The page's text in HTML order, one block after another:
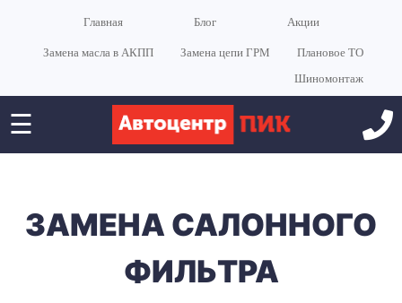
Главная Блог Акции
Замена масла в АКПП Замена цепи ГРМ
Плановое ТО
Шиномонтаж
☰
ЗАМЕНА САЛОННОГО
ФИЛЬТРА